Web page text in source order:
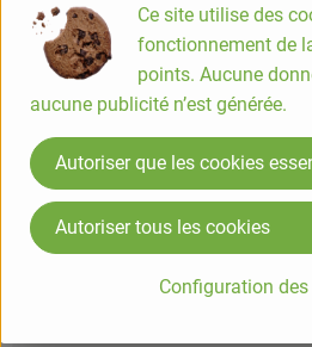
piece
#83962
Classe
Info
Info
Ce site utilise des
fonctionnement de
points. Aucune
aucune publicité n’est générée.
Configuration
Autoriser que les cookies
Autoriser tous les cookies